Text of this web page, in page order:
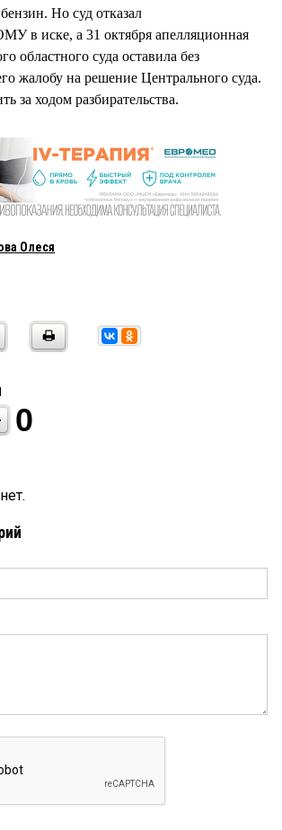
Но суд отказал
иске, а 31 октября апелляционная
областного суда оставила без
жалобу на решение Центрального суда.
за ходом разбирательства.
Олеся
0